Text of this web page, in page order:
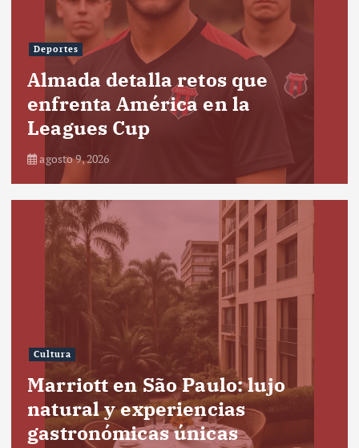
Deportes
Almada detalla retos que
enfrenta América en la
Leagues Cup
agosto 9, 2026
Cultura
Marriott en São Paulo: lujo
natural y experiencias
gastronómicas únicas